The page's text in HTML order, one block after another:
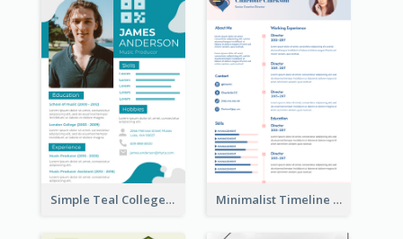
Simple Teal College Student Resume Minimalist Timeline Medical Student Resume